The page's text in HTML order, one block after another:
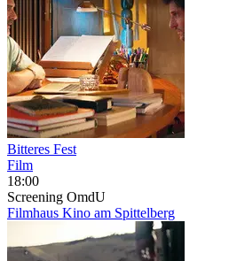
Bitteres Fest
Film
18:00
Screening OmdU
Filmhaus Kino am Spittelberg